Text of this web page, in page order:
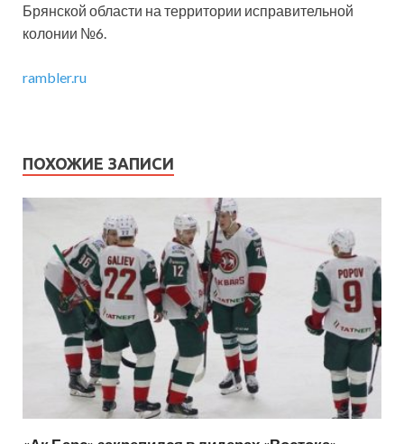
Брянской области на территории исправительной
колонии №6.
rambler.ru
ПОХОЖИЕ ЗАПИСИ